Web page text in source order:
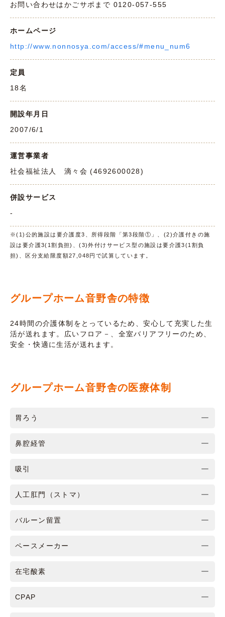
お問い合わせはかごサポまで 0120-057-555
ホームページ
http://www.nonnosya.com/access/#menu_num6
定員
18名
開設年月日
2007/6/1
運営事業者
社会福祉法人 滴々会 (4692600028)
併設サービス
-
※(1)公的施設は要介護度3、所得段階「第3段階①」、(2)介護付きの施
設は要介護3(1割負担)、(3)外付けサービス型の施設は要介護3(1割負
担)、区分支給限度額27,048円で試算しています。
グループホーム音野舎の特徴
24時間の介護体制をとっているため、安心して充実した生
活が送れます。広いフロア－、全室バリアフリーのため、
安全・快適に生活が送れます。
グループホーム音野舎の医療体制
胃ろう
鼻腔経管
吸引
人工肛門（ストマ）
バルーン留置
ペースメーカー
在宅酸素
CPAP